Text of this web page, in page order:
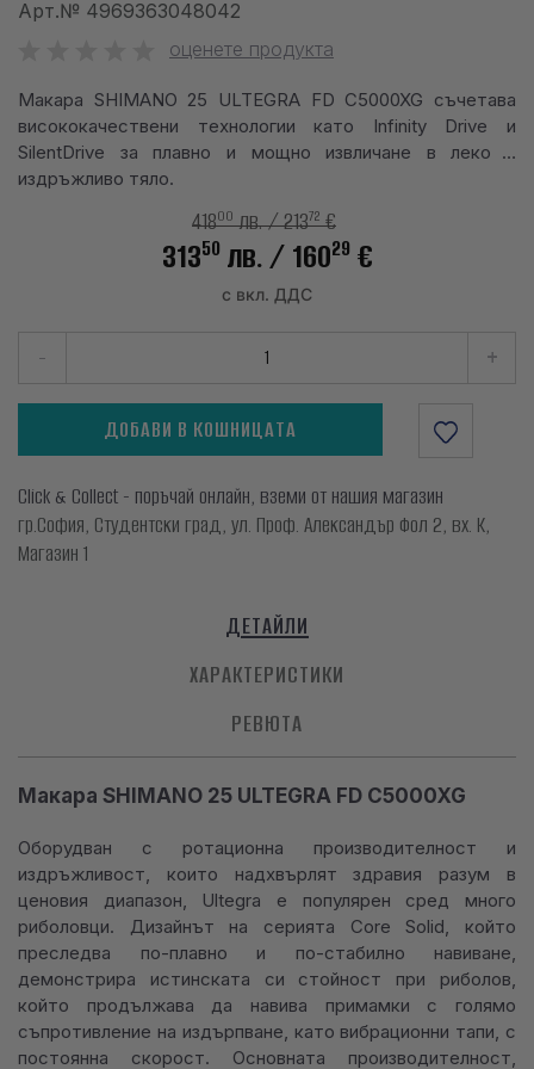
Арт.№ 4969363048042
оценете продукта
Макара SHIMANO 25 ULTEGRA FD C5000XG съчетава
висококачествени технологии като Infinity Drive и
SilentDrive за плавно и мощно извличане в леко и
издръжливо тяло.
41800лв./ 21372€
31350 лв./ 16029 €
с вкл. ДДС
- +
ДОБАВИ В КОШНИЦАТА
Click & Collect - поръчай онлайн, вземи от нашия магазин
гр.София, Студентски град, ул. Проф. Александър Фол 2, вх. К,
Магазин 1
ДЕТАЙЛИ
ХАРАКТЕРИСТИКИ
РЕВЮТА
Макара SHIMANO 25 ULTEGRA FD C5000XG
Оборудван с ротационна производителност и
издръжливост, които надхвърлят здравия разум в
ценовия диапазон, Ultegra е популярен сред много
риболовци. Дизайнът на серията Core Solid, който
преследва по-плавно и по-стабилно навиване,
демонстрира истинската си стойност при риболов,
който продължава да навива примамки с голямо
съпротивление на издърпване, като вибрационни тапи, с
постоянна скорост. Основната производителност,